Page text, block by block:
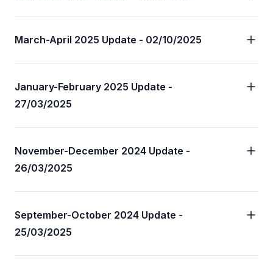
March-April 2025 Update - 02/10/2025
January-February 2025 Update -
27/03/2025
November-December 2024 Update -
26/03/2025
September-October 2024 Update -
25/03/2025